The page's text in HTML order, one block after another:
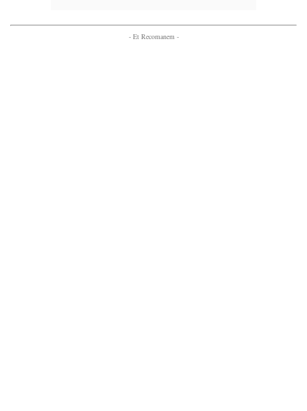
- Et Recomanem -